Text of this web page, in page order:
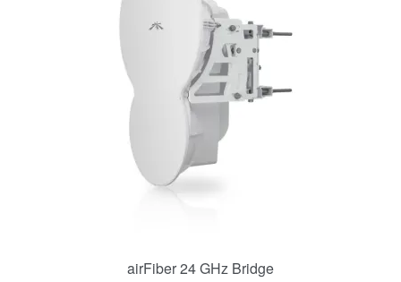
airFiber 24 GHz Bridge